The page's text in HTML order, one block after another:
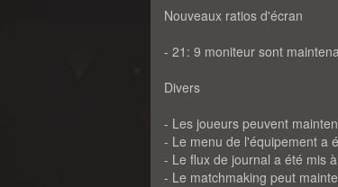
Nouveaux ratios d'écran
- 21: 9 moniteur sont
Divers
- Les joueurs peuvent
- Le menu de l'équipement a
- Le flux de journal a été mis
- Le matchmaking peut